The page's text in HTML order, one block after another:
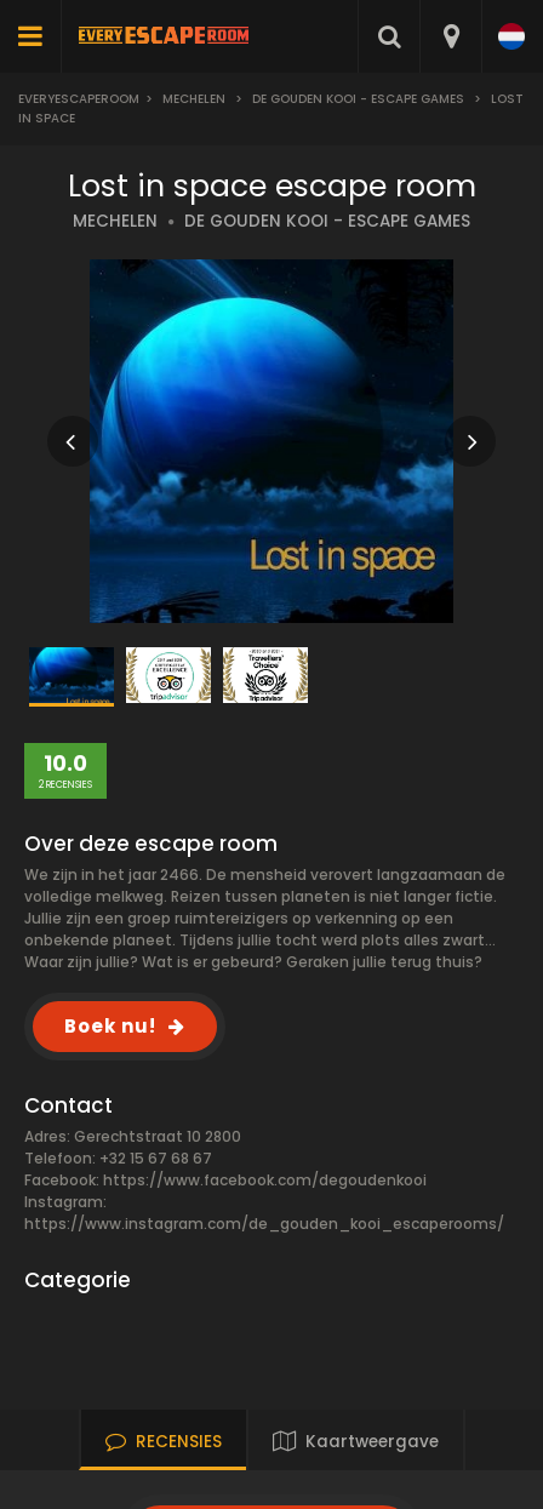
EVERYESCAPEROOM > MECHELEN > DE GOUDEN KOOI - ESCAPE GAMES >
LOST
IN SPACE
Lost in space escape room
MECHELEN DE GOUDEN KOOI - ESCAPE GAMES
10.0
2 RECENSIES
Over deze escape room
We zijn in het jaar 2466. De mensheid verovert langzaamaan de
volledige melkweg. Reizen tussen planeten is niet langer fictie.
Jullie zijn een groep ruimtereizigers op verkenning op een
onbekende planeet. Tijdens jullie tocht werd plots alles zwart…
Waar zijn jullie? Wat is er gebeurd? Geraken jullie terug thuis?
Boek nu!
Contact
Adres: Gerechtstraat 10 2800
Telefoon: +32 15 67 68 67
Facebook: https://www.facebook.com/degoudenkooi
Instagram:
https://www.instagram.com/de_gouden_kooi_escaperooms/
Categorie
RECENSIES Kaartweergave